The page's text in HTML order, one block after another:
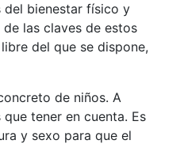
del bienestar físico y
las claves de estos
del que se dispone,
de niños. A
tener en cuenta. Es
y sexo para que el